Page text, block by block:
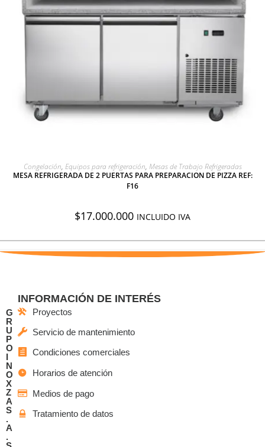
AGREGAR A COTIZACIÓN
Congelación, Equipos para refrigeración, Mesas de Trabajo Refrigeradas
MESA REFRIGERADA DE 2 PUERTAS PARA PREPARACION DE PIZZA REF:
F16
$17.000.000 INCLUIDO IVA
G
R
U
P
O
I
N
O
X
Z
A
S
.
A
.
INFORMACIÓN DE INTERÉS
Proyectos
Servicio de mantenimiento
Condiciones comerciales
Horarios de atención
Medios de pago
Tratamiento de datos